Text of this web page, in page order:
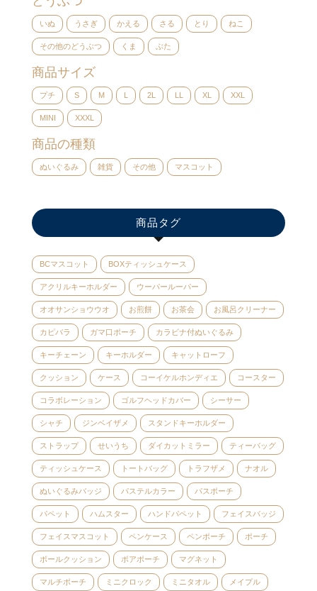
いぬ うさぎ かえる さる とり ねこ
その他のどうぶつ くま ぶた
商品サイズ
プチ S M L 2L LL XL XXL
MINI XXXL
商品の種類
ぬいぐるみ 雑貨 その他 マスコット
商品タグ
BCマスコット BOXティッシュケース
アクリルキーホルダー ウーパールーパー
オオサンショウウオ お煎餅 お茶会 お風呂クリーナー
カピバラ ガマ口ポーチ カラビナ付ぬいぐるみ
キーチェーン キーホルダー キャットローフ
クッション ケース コーイケルホンディエ コースター
コラボレーション ゴルフヘッドカバー シーサー
シャチ ジンベイザメ スタンドキーホルダー
ストラップ せいうち ダイカットミラー ティーバッグ
ティッシュケース トートバッグ トラフザメ ナオル
ぬいぐるみバッジ パステルカラー パスポーチ
パペット ハムスター ハンドパペット フェイスバッジ
フェイスマスコット ペンケース ペンポーチ ポーチ
ボールクッション ボアポーチ マグネット
マルチポーチ ミニクロック ミニタオル メイプル